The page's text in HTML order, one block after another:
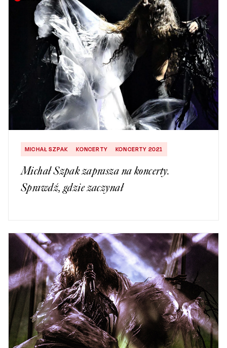
MICHAŁ SZPAK KONCERTY KONCERTY 2021
Michał Szpak zaprasza na koncerty.
Sprawdź, gdzie zaczynał